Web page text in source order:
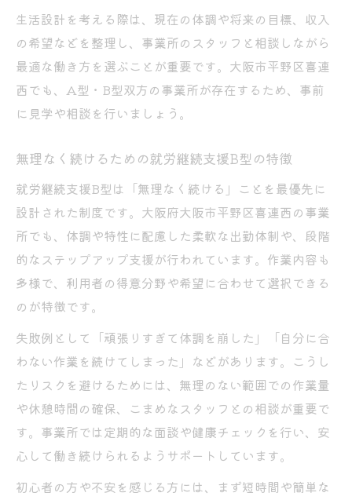
生活設計を考える際は、現在の体調や将来の目標、収入
の希望などを整理し、事業所のスタッフと相談しながら
最適な働き方を選ぶことが重要です。大阪市平野区喜連
西でも、A型・B型双方の事業所が存在するため、事前
に見学や相談を行いましょう。
無理なく続けるための就労継続支援B型の特徴
就労継続支援B型は「無理なく続ける」ことを最優先に
設計された制度です。大阪府大阪市平野区喜連西の事業
所でも、体調や特性に配慮した柔軟な出勤体制や、段階
的なステップアップ支援が行われています。作業内容も
多様で、利用者の得意分野や希望に合わせて選択できる
のが特徴です。
失敗例として「頑張りすぎて体調を崩した」「自分に合
わない作業を続けてしまった」などがあります。こうし
たリスクを避けるためには、無理のない範囲での作業量
や休憩時間の確保、こまめなスタッフとの相談が重要で
す。事業所では定期的な面談や健康チェックを行い、安
心して働き続けられるようサポートしています。
初心者の方や不安を感じる方には、まず短時間や簡単な